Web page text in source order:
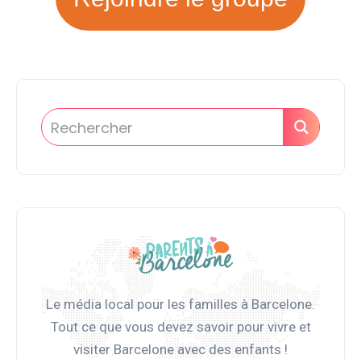
Le média local pour les familles à Barcelone.
Tout ce que vous devez savoir pour vivre et
visiter Barcelone avec des enfants !